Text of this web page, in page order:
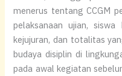
menerus tentang CCGM
pelaksanaan ujian,
kejujuran, dan totalitas
budaya disiplin di
pada awal kegiatan